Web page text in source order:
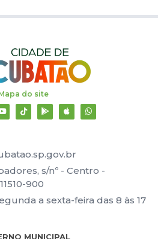
do site
s/nº - Centro -
900
a sexta-feira das 8 às 17
MUNICIPAL